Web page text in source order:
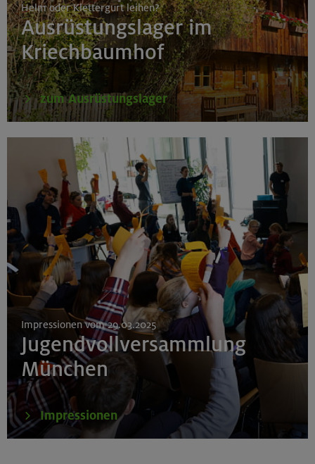
Helm oder Klettergurt leihen?
Ausrüstungslager im
Kriechbaumhof
zum Ausrüstungslager
Impressionen vom 29.03.2025
Jugendvollversammlung
München
Impressionen